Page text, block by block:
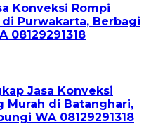
Konveksi Rompi
Purwakarta, Berbagi
08129291318
Jasa Konveksi
Murah di Batanghari,
WA 08129291318